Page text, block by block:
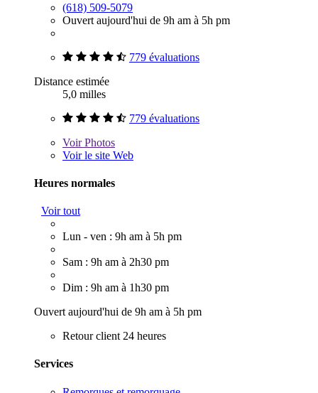
(618) 509-5079
Ouvert aujourd'hui de 9h am à 5h pm
779 évaluations
Distance estimée
5,0 milles
779 évaluations
VoirPhotos
Voir le site Web
Heures normales
Voir tout
Lun - ven : 9h am à 5h pm
Sam : 9h am à 2h30 pm
Dim : 9h am à 1h30 pm
Ouvert aujourd'hui de 9h am à 5h pm
Retour client 24 heures
Services